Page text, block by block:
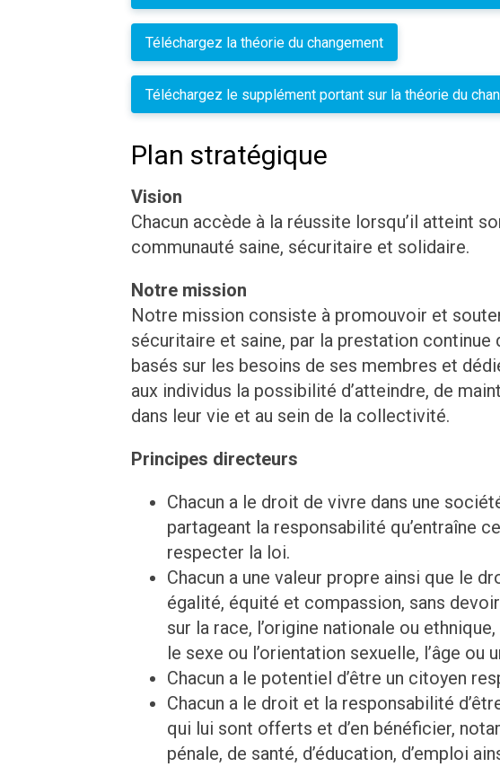
Téléchargez la théorie du changement
Téléchargez le supplément portant sur la théorie du
Plan stratégique
Vision
Chacun accède à la réussite lorsqu’il atteint
communauté saine, sécuritaire et solidaire.
Notre mission
Notre mission consiste à promouvoir et
sécuritaire et saine, par la prestation
basés sur les besoins de ses membres et
aux individus la possibilité d’atteindre, de
dans leur vie et au sein de la collectivité.
Principes directeurs
Chacun a le droit de vivre dans une
partageant la responsabilité qu’entraîne
respecter la loi.
Chacun a une valeur propre ainsi que le
égalité, équité et compassion, sans
sur la race, l’origine nationale ou
le sexe ou l’orientation sexuelle, l’âge ou
Chacun a le potentiel d’être un citoyen
Chacun a le droit et la responsabilité
qui lui sont offerts et d’en bénéficier,
pénale, de santé, d’éducation, d’emploi